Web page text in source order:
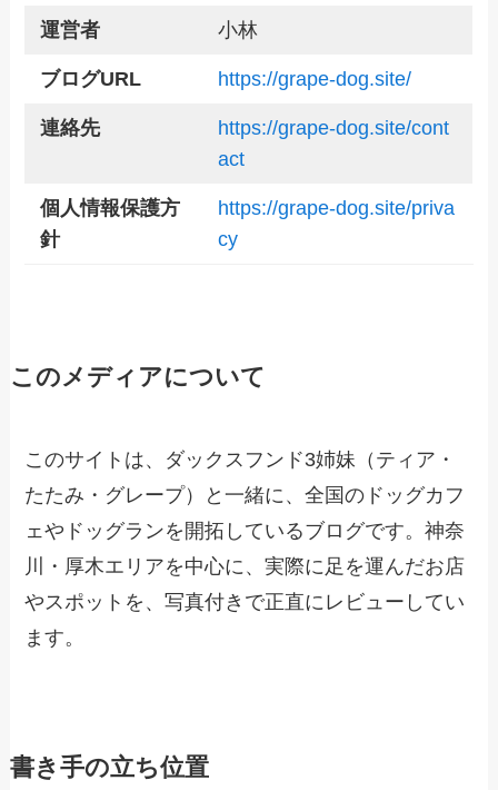
運営者
小林
ブログURL https://grape-dog.site/
連絡先
https://grape-dog.site/cont
act
個人情報保護方
針
https://grape-dog.site/priva
cy
このメディアについて
このサイトは、ダックスフンド3姉妹（ティア・
たたみ・グレープ）と一緒に、全国のドッグカフ
ェやドッグランを開拓しているブログです。神奈
川・厚木エリアを中心に、実際に足を運んだお店
やスポットを、写真付きで正直にレビューしてい
ます。
書き手の立ち位置